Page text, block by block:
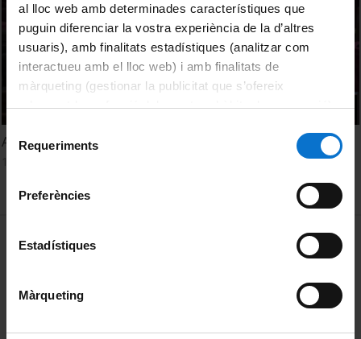
al lloc web amb determinades característiques que
puguin diferenciar la vostra experiència de la d’altres
usuaris), amb finalitats estadístiques (analitzar com
interactueu amb el lloc web) i amb finalitats de
màrqueting (gestionar la publicitat que s’ofereix
adequant-la en funció dels vostres hàbits de navegació).
consultar laPolítica de galetes del lloc web de la
Selecció
Requeriments
Preferències
Estadístiques
Màrqueting
A model to study regeneration: Fruit flies!
MENÚ PEU 1
Política de Cookies
Privacidad y términos